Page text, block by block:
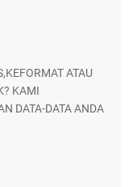
ATAU
KAMI
DATA-DATA ANDA